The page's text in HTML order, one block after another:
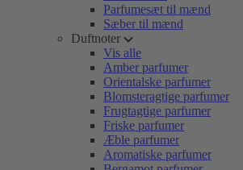
Parfumesæt til mænd
Sæber til mænd
Duftnoter
Vis alle
Amber parfumer
Orientalske parfumer
Blomsteragtige parfumer
Frugtagtige parfumer
Friske parfumer
Æble parfumer
Aromatiske parfumer